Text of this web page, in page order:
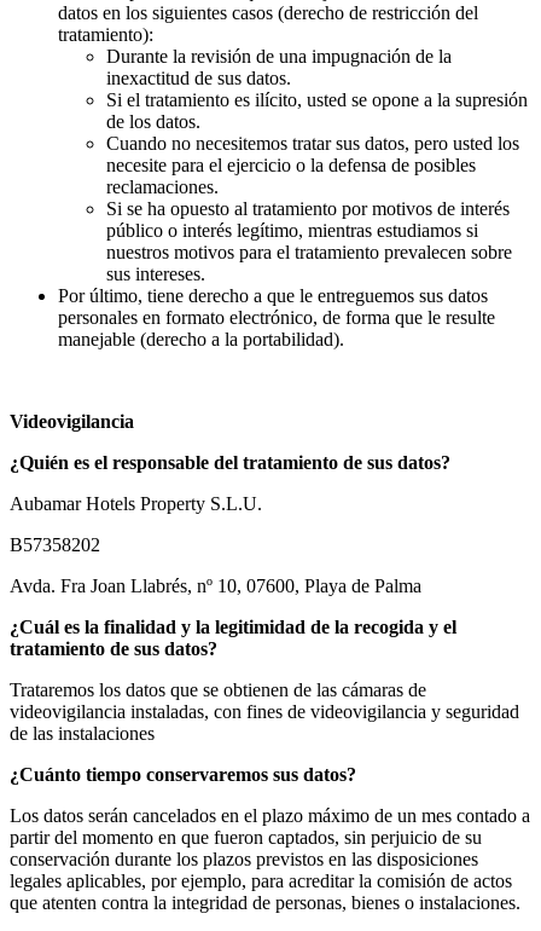
datos en los siguientes casos (derecho de restricción del
tratamiento):
Durante la revisión de una impugnación de la
inexactitud de sus datos.
Si el tratamiento es ilícito, usted se opone a la supresión
de los datos.
Cuando no necesitemos tratar sus datos, pero usted los
necesite para el ejercicio o la defensa de posibles
reclamaciones.
Si se ha opuesto al tratamiento por motivos de interés
público o interés legítimo, mientras estudiamos si
nuestros motivos para el tratamiento prevalecen sobre
sus intereses.
Por último, tiene derecho a que le entreguemos sus datos
personales en formato electrónico, de forma que le resulte
manejable (derecho a la portabilidad).
Videovigilancia
¿Quién es el responsable del tratamiento de sus datos?
Aubamar Hotels Property S.L.U.
B57358202
Avda. Fra Joan Llabrés, nº 10, 07600, Playa de Palma
¿Cuál es la finalidad y la legitimidad de la recogida y el
tratamiento de sus datos?
Trataremos los datos que se obtienen de las cámaras de
videovigilancia instaladas, con fines de videovigilancia y seguridad
de las instalaciones
¿Cuánto tiempo conservaremos sus datos?
Los datos serán cancelados en el plazo máximo de un mes contado a
partir del momento en que fueron captados, sin perjuicio de su
conservación durante los plazos previstos en las disposiciones
legales aplicables, por ejemplo, para acreditar la comisión de actos
que atenten contra la integridad de personas, bienes o instalaciones.